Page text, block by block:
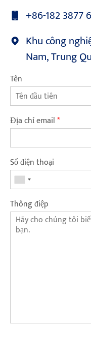
+86-182 3877
Khu công
Nam, Trung
Tên
Địa chỉ email*
Số điện thoại
Thông điệp